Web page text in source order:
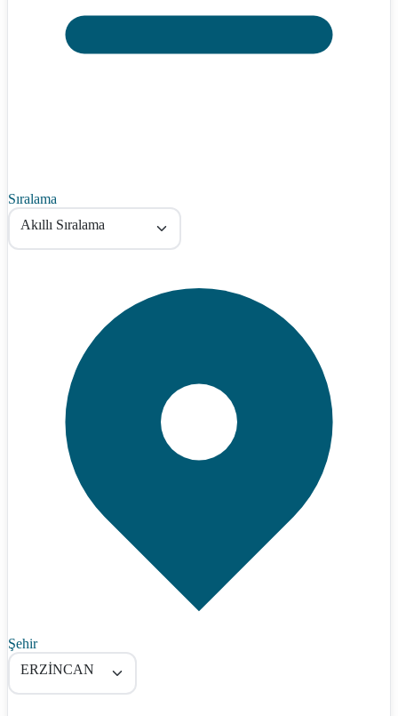
Sıralama
Akıllı Sıralama
Şehir
ERZİNCAN